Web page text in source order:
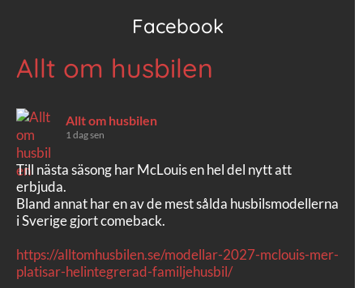
Facebook
Allt om husbilen
Allt om husbilen
1 dag sen
Till nästa säsong har McLouis en hel del nytt att
erbjuda.
Bland annat har en av de mest sålda husbilsmodellerna
i Sverige gjort comeback.
https://alltomhusbilen.se/modellar-2027-mclouis-mer-
platisar-helintegrerad-familjehusbil/